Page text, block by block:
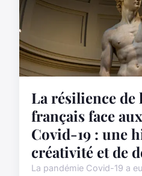
La résilience de
français face
Covid-19 : une
créativité et de
La pandémie Covid-19 a